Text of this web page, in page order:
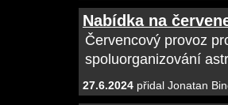
Nabídka na
Červencový provoz
spoluorganizování
27.6.2024 přidal Jonatan